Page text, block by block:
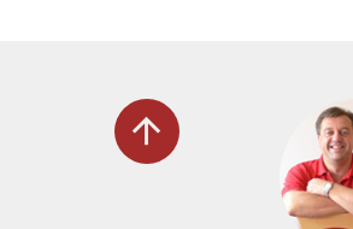
arrow_upward